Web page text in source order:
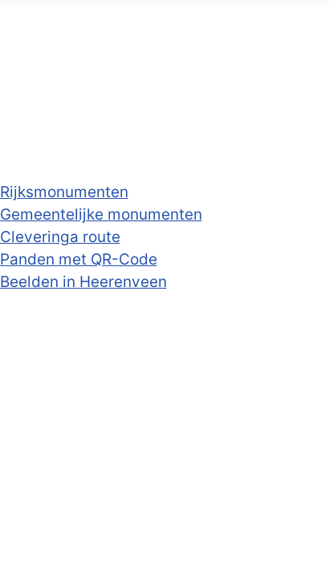
Rijksmonumenten
Gemeentelijke monumenten
Cleveringa route
Panden met QR-Code
Beelden in Heerenveen